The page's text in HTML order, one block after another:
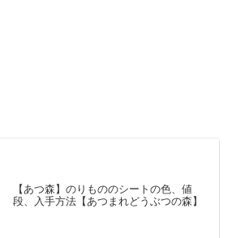
【あつ森】のりもののシートの色、値
段、入手方法【あつまれどうぶつの森】